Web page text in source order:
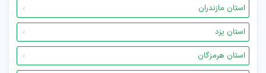
استان مازندران
استان یزد
استان هرمزگان